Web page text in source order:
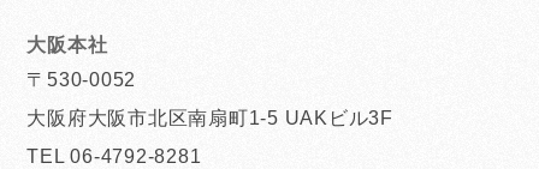
大阪本社
〒530-0052
大阪府大阪市北区南扇町1-5 UAKビル3F
TEL 06-4792-8281